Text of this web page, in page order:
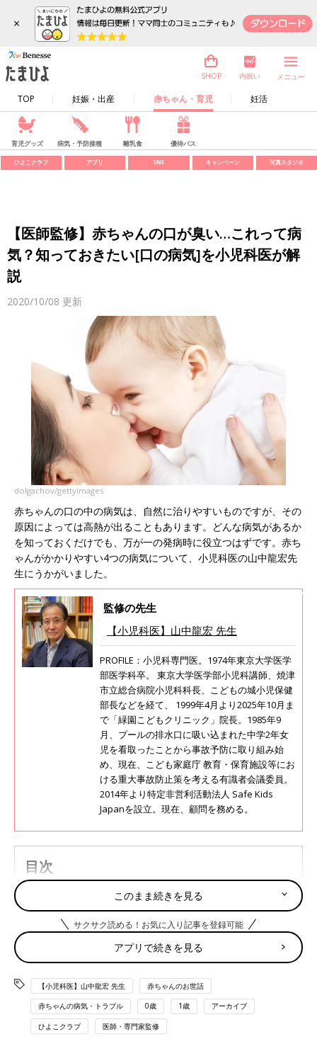
×
TOP 妊娠・出産 赤ちゃん・育児 妊活
SHOP 内祝い メニュー
育児グッズ 病気・予防接種 離乳食 優待パス
ひよこクラブ アプリ SNS キャンペーン 写真スタジオ
【医師監修】赤ちゃんの口が臭い…これって病
気？知っておきたい[口の病気]を小児科医が解
説
2020/10/08 更新
dolgachov/gettyimages
赤ちゃんの口の中の病気は、自然に治りやすいものですが、その
原因によっては高熱が出ることもあります。どんな病気があるか
を知っておくだけでも、万が一の発病時に役立つはずです。赤ち
ゃんがかかりやすい4つの病気について、小児科医の山中龍宏先
生にうかがいました。
監修の先生
【小児科医】山中龍宏 先生
PROFILE：小児科専門医。1974年東京大学医学
部医学科卒。 東京大学医学部小児科講師、焼津
市立総合病院小児科科長、こどもの城小児保健
部長などを経て、 1999年4月より2025年10月ま
で「緑園こどもクリニック」院長。1985年9
月、プールの排水口に吸い込まれた中学2年女
児を看取ったことから事故予防に取り組み始
め、現在、こども家庭庁 教育・保育施設等にお
ける重大事故防止策を考える有識者会議委員。
2014年より特定非営利活動法人 Safe Kids
Japanを設立。現在、顧問を務める。
目次
口の中に水疱ができて痛む【口内炎】
口の中に白っぽいカスがつく【鵞口瘡（口腔カンジダ
症）】
歯ぐきに歯のような粒ができる【上皮真珠】
舌に赤と白の模様ができる【地図状舌】
口の中に水疱ができて痛む【口内炎】
このまま続きを見る
サクサク読める！お気に入り記事を登録可能
アプリで続きを見る
【小児科医】山中龍宏 先生 赤ちゃんのお世話
赤ちゃんの病気・トラブル 0歳 1歳 アーカイブ
ひよこクラブ 医師・専門家監修